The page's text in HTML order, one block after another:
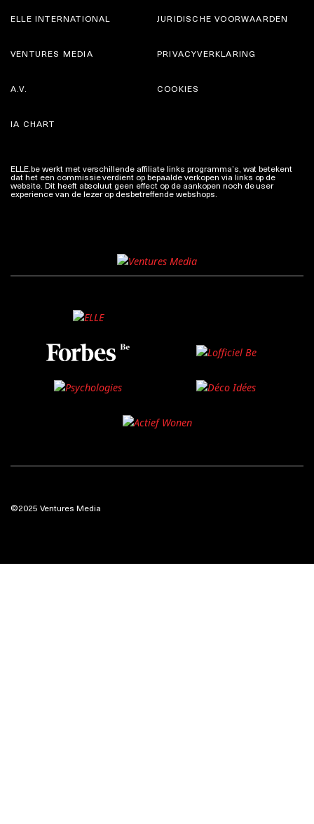
ELLE INTERNATIONAL
VENTURES MEDIA
JURIDISCHE VOORWAARDEN
PRIVACYVERKLARING
A.V.
IA CHART
COOKIES
ELLE.be werkt met verschillende affiliate links programma’s, wat betekent
dat het een commissie verdient op bepaalde verkopen via links op de
website. Dit heeft absoluut geen effect op de aankopen noch de user
experience van de lezer op desbetreffende webshops.
©2025 Ventures Media